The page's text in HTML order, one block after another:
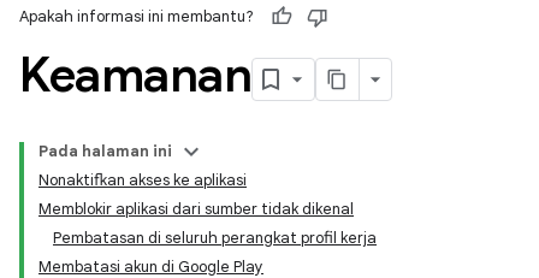
Apakah informasi ini membantu?
Keamanan
Pada halaman ini
Nonaktifkan akses ke aplikasi
Memblokir aplikasi dari sumber tidak dikenal
Pembatasan di seluruh perangkat profil kerja
Membatasi akun di Google Play